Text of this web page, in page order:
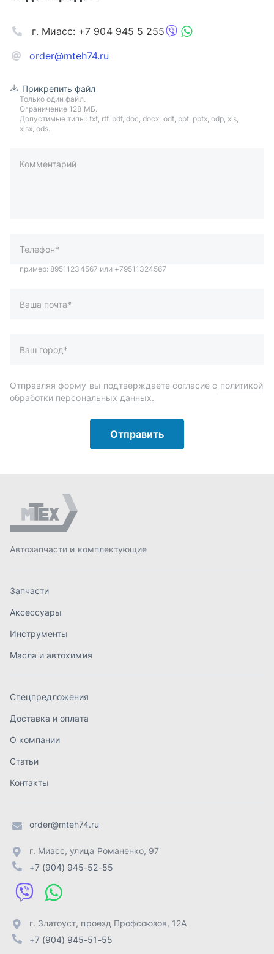
order@mteh74.ru
г. Миасс: +7 904 945 5 255
Прикрепить файл
Только один файл.
Ограничение 128 МБ.
Допустимые типы: txt, rtf, pdf, doc, docx, odt, ppt, pptx, odp, xls,
xlsx, ods.
Комментарий
пример: 89511234567 или +79511324567
Отправить
Автозапчасти и комплектующие
Масла и автохимия
Спецпредложения
Доставка и оплата
Контакты
order@mteh74.ru
+7 (904) 945-52-55
г. Златоуст
г. Челябинск
+7 (904) 945-04-44
Отправить заявку